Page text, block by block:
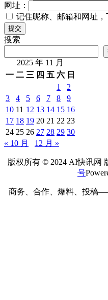
网址：
记住昵称、邮箱和网址，
提交
搜索
2025 年 11 月
一 二 三 四 五 六 日
1
2
3
4 5 6 7 8
9
10 11 12 13 14 15 16
17 18 19 20 21 22 23
24 25 26 27 28 29 30
« 10 月
12 月 »
版权所有 © 2024 AI快讯网
号
商务、合作、爆料、投稿